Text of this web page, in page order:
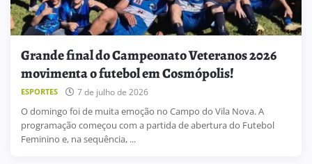
Grande final do Campeonato Veteranos 2026
movimenta o futebol em Cosmópolis!
ESPORTES 7 de julho de 2026
O domingo foi de muita emoção no Campo do Vila Nova. A
programação começou com a partida de abertura do Futebol
Feminino e, na sequência, ...